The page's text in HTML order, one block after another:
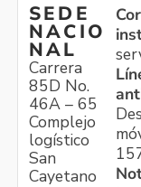
SEDE
NACIO
NAL
Carrera
85D No.
46A – 65
Complejo
logístico
San
Cayetano